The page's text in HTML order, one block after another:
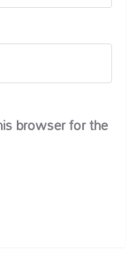
browser for the